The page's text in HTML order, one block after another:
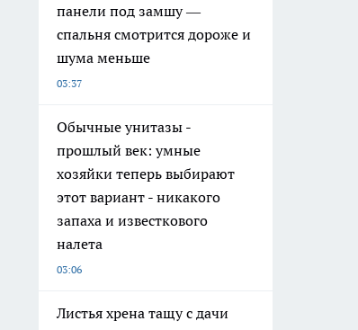
панели под замшу —
спальня смотрится дороже и
шума меньше
03:37
Обычные унитазы -
прошлый век: умные
хозяйки теперь выбирают
этот вариант - никакого
запаха и известкового
налета
03:06
Листья хрена тащу с дачи